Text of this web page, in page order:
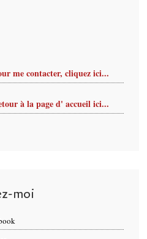
me contacter, cliquez ici...
à la page d' accueil ici...
moi